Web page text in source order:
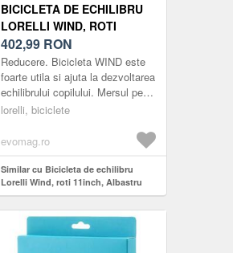
BICICLETA DE ECHILIBRU
LORELLI WIND, ROTI
11INCH, ALBASTRU
402,99 RON
Reducere. Bicicleta WIND este
foarte utila si ajuta la dezvoltarea
echilibrului copilului. Mersul pe
bicicleta de la o varsta frageda
lorelli, biciclete
evomag.ro
Similar cu Bicicleta de echilibru
Lorelli Wind, roti 11inch, Albastru